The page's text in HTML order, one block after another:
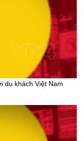
du khách Việt Nam